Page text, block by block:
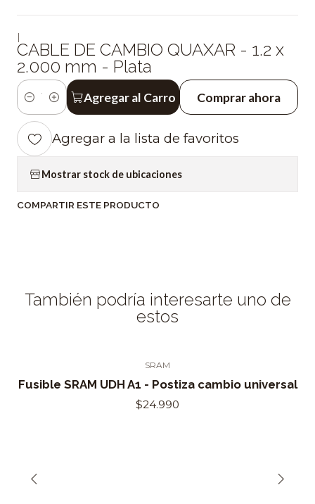
|
CABLE DE CAMBIO QUAXAR - 1.2 x
2.000 mm - Plata
Cantidad
Agregar al Carro Comprar ahora
Agregar a la lista de favoritos
Mostrar stock de ubicaciones
COMPARTIR ESTE PRODUCTO
También podría interesarte uno de
estos
SRAM
Fusible SRAM UDH A1 - Postiza cambio universal
$24.990